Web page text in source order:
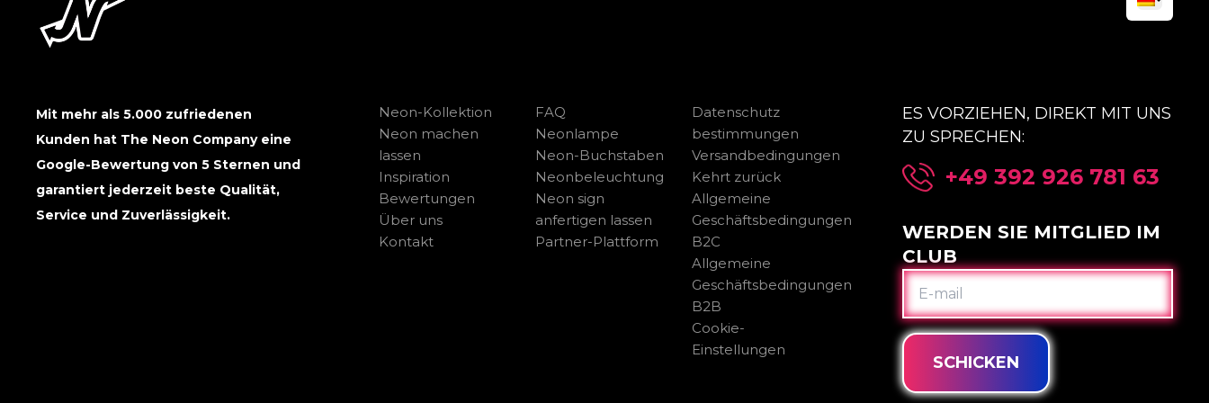
Mit mehr als 5.000 zufriedenen
Kunden hat The Neon Company eine
Google-Bewertung von 5 Sternen und
garantiert jederzeit beste Qualität,
Service und Zuverlässigkeit.
Neon-Kollektion
Neon machen
lassen
Inspiration
Bewertungen
Über uns
Kontakt
FAQ
Neonlampe
Neon-Buchstaben
Neonbeleuchtung
Neon sign
anfertigen lassen
Partner-Plattform
Datenschutz
bestimmungen
Versandbedingungen
Kehrt zurück
Allgemeine
Geschäftsbedingungen
B2C
Allgemeine
Geschäftsbedingungen
B2B
Cookie-
Einstellungen
ES VORZIEHEN, DIREKT MIT UNS
ZU SPRECHEN:
+49 392 926 781 63
WERDEN SIE MITGLIED IM
CLUB
E-
MAIL
SCHICKEN